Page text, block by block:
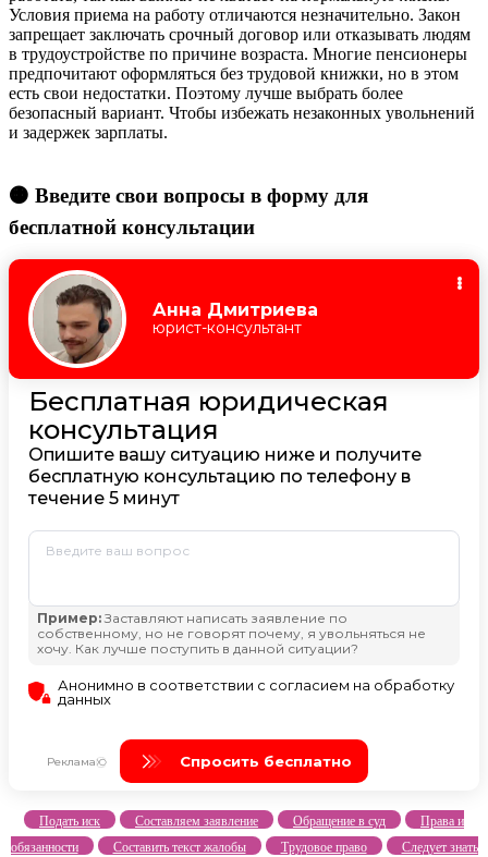
Условия приема на работу отличаются незначительно. Закон
запрещает заключать срочный договор или отказывать людям
в трудоустройстве по причине возраста. Многие пенсионеры
предпочитают оформляться без трудовой книжки, но в этом
есть свои недостатки. Поэтому лучше выбрать более
безопасный вариант. Чтобы избежать незаконных увольнений
и задержек зарплаты.
🟠 Введите свои вопросы в форму для
бесплатной консультации
Подать иск Составляем заявление Обращение в суд
Права и
обязанности
Составить текст жалобы Трудовое право
Следует знать